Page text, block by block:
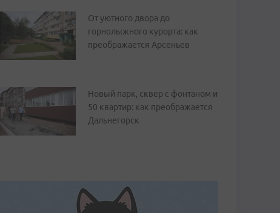
От уютного двора до
горнолыжного курорта: как
преображается Арсеньев
Новый парк, сквер с фонтаном и
50 квартир: как преображается
Дальнегорск